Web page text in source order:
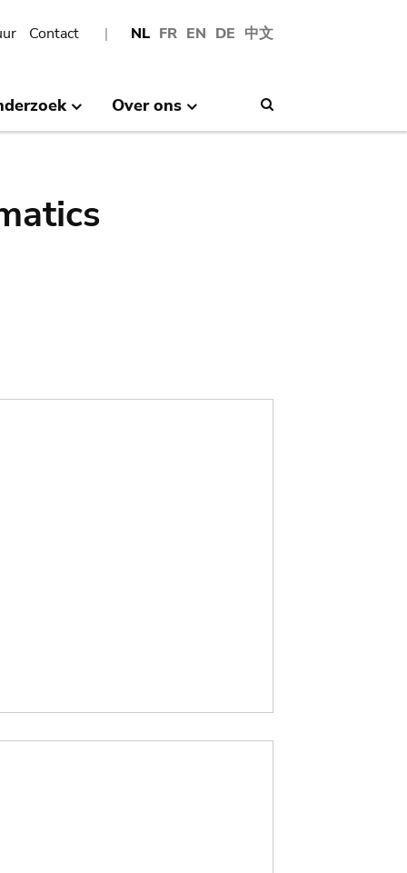
NL FR EN DE 中文
Contact
Over ons